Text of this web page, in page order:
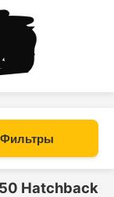
Фильтры
Hatchback